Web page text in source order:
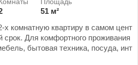
51 м²
х комнатную квартиру в самом цент
срок. Для комфортного проживания
бытовая техника, посуда, инт